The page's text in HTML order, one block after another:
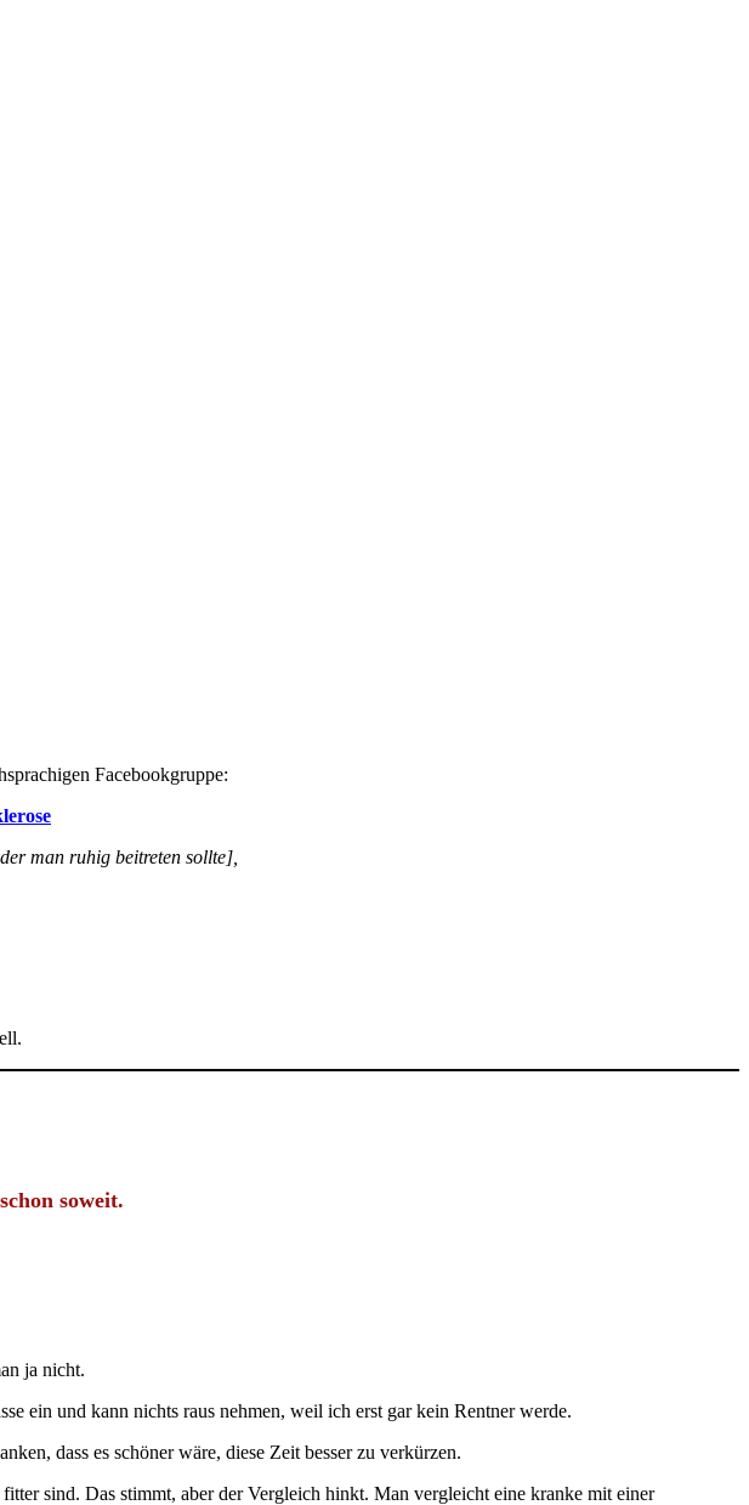
Facebookgruppe:
man ruhig beitreten sollte],
soweit.
ja nicht.
ein und kann nichts raus nehmen, weil ich erst gar kein Rentner werde.
dass es schöner wäre, diese Zeit besser zu verkürzen.
sind. Das stimmt, aber der Vergleich hinkt. Man vergleicht eine kranke mit einer